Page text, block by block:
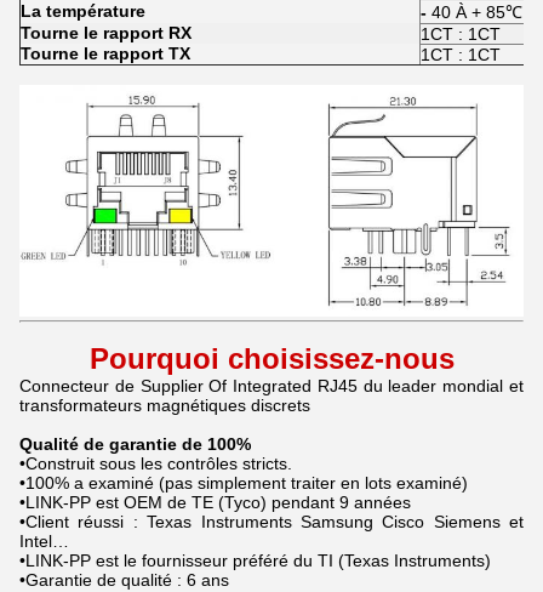
La température
- 40 À + 85℃
Tourne le rapport RX
1CT : 1CT
Tourne le rapport TX
1CT : 1CT
Pourquoi choisissez-nous
Connecteur de Supplier Of Integrated RJ45 du leader mondial et
transformateurs magnétiques discrets
Qualité de garantie de 100%
•Construit sous les contrôles stricts.
•100% a examiné (pas simplement traiter en lots examiné)
•LINK-PP est OEM de TE (Tyco) pendant 9 années
•Client réussi : Texas Instruments Samsung Cisco Siemens et
Intel…
•LINK-PP est le fournisseur préféré du TI (Texas Instruments)
•Garantie de qualité : 6 ans